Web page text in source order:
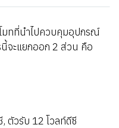
มทที่นำไปควบคุมอุปกรณ์
นี้จะแยกออก 2 ส่วน คือ
ตัวรับ 12 โวลท์ดีซี